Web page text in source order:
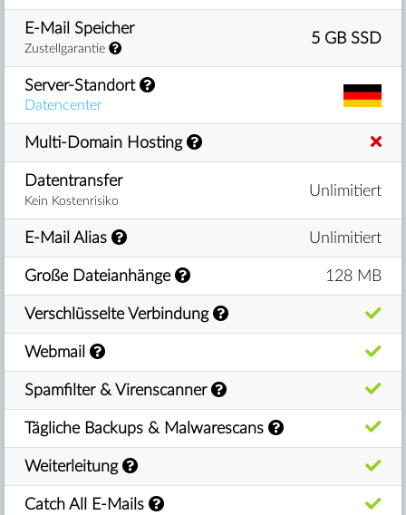
E-Mail Speicher
Zustellgarantie
5 GB SSD
Server-Standort
Datencenter
Multi-Domain Hosting
Datentransfer
Kein Kostenrisiko
Unlimitiert
E-Mail Alias Unlimitiert
Große Dateianhänge 128 MB
Verschlüsselte Verbindung
Webmail
Spamfilter & Virenscanner
Tägliche Backups & Malwarescans
Weiterleitung
Catch All E-Mails